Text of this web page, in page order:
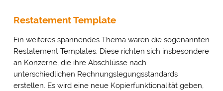
Restatement Template
Ein weiteres spannendes Thema waren die sogenannten
Restatement Templates. Diese richten sich insbesondere
an Konzerne, die ihre Abschlüsse nach
unterschiedlichen Rechnungslegungsstandards
erstellen. Es wird eine neue Kopierfunktionalität geben,